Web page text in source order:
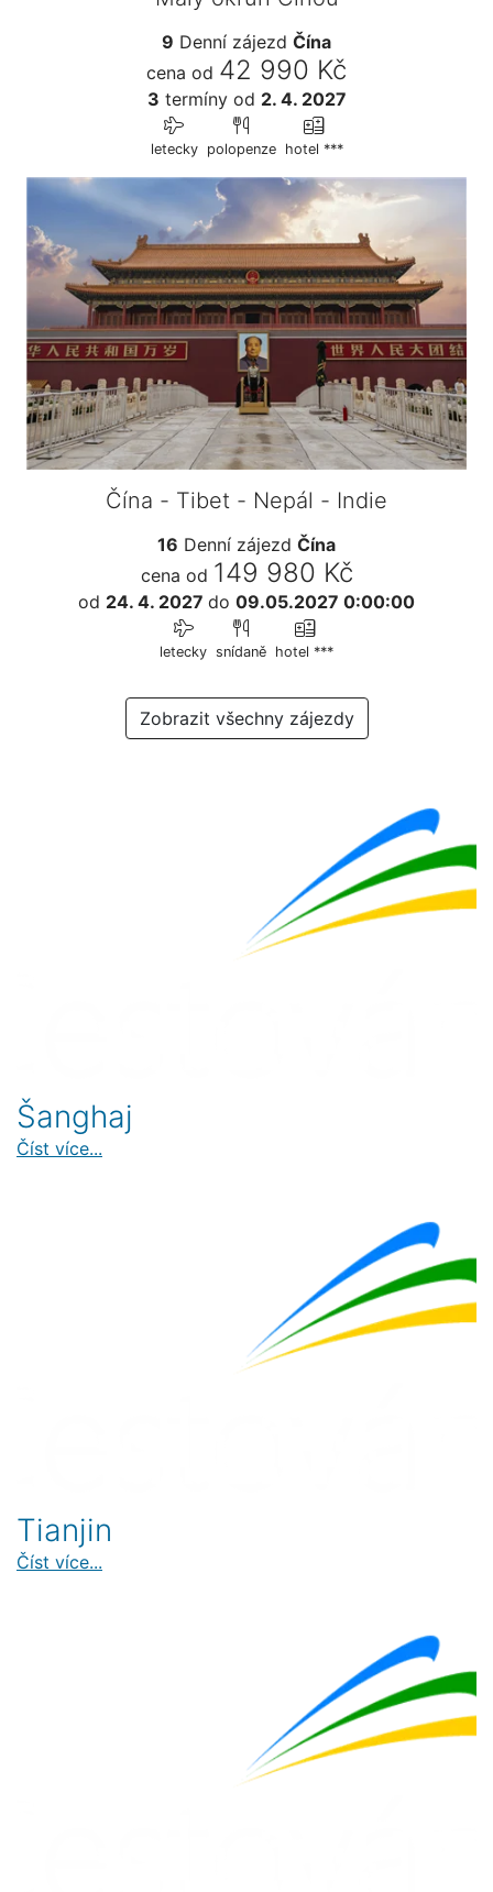
9 Denní zájezd Čína
cena od 42 990 Kč
3 termínyod 2. 4. 2027
letecky polopenze hotel ***
Čína - Tibet - Nepál - Indie
16 Denní zájezd Čína
cena od 149 980 Kč
od 24. 4. 2027 do 09.05.2027 0:00:00
letecky snídaně hotel ***
Zobrazit všechny zájezdy
Šanghaj
Číst více...
Tianjin
Číst více...